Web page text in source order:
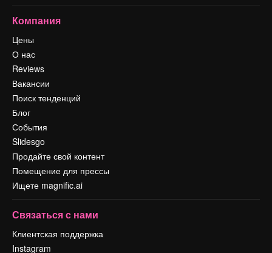
Компания
Цены
О нас
Reviews
Вакансии
Поиск тенденций
Блог
События
Slidesgo
Продайте свой контент
Помещение для прессы
Ищете magnific.ai
Связаться с нами
Клиентская поддержка
Instagram